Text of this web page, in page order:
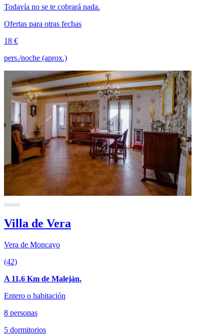
Todavía no se te cobrará nada.
Ofertas para otras fechas
18 €
pers./noche (aprox.)
Villa de Vera
Vera de Moncayo
(42)
A 11.6 Km de Maleján.
Entero o habitación
8 personas
5 dormitorios